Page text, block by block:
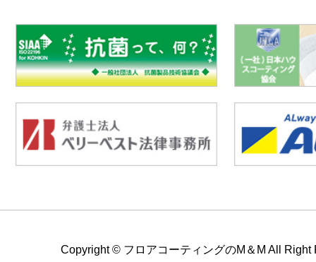
Copyright © フロアコーティングのM＆M All Right